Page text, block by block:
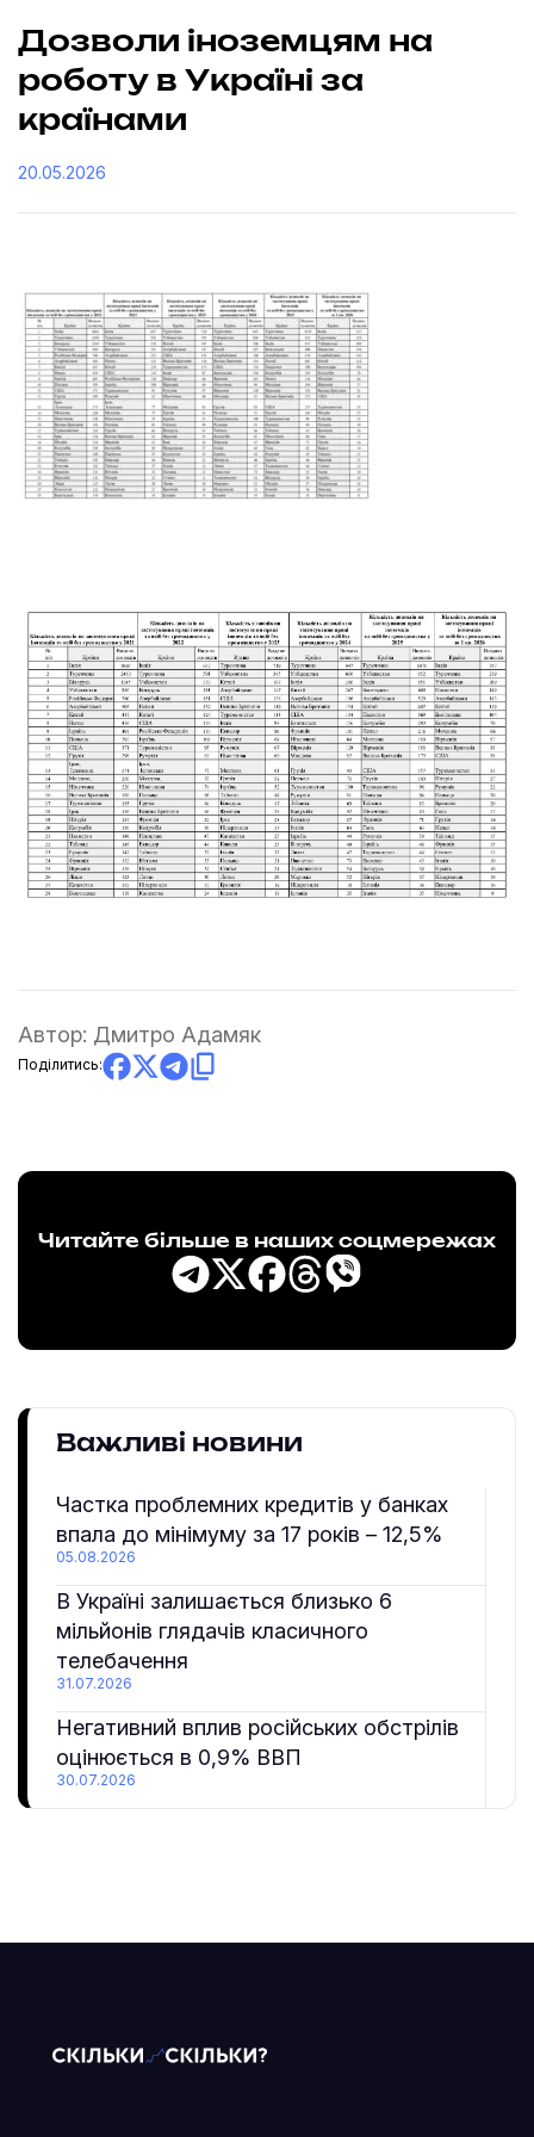
Дозволи іноземцям на
роботу в Україні за
країнами
20.05.2026
Автор: Дмитро Адамяк
Поділитись:
Читайте більше в наших соцмережах
Важливі новини
Частка проблемних кредитів у банках
впала до мінімуму за 17 років – 12,5%
05.08.2026
В Україні залишається близько 6
мільйонів глядачів класичного
телебачення
31.07.2026
Негативний вплив російських обстрілів
оцінюється в 0,9% ВВП
30.07.2026